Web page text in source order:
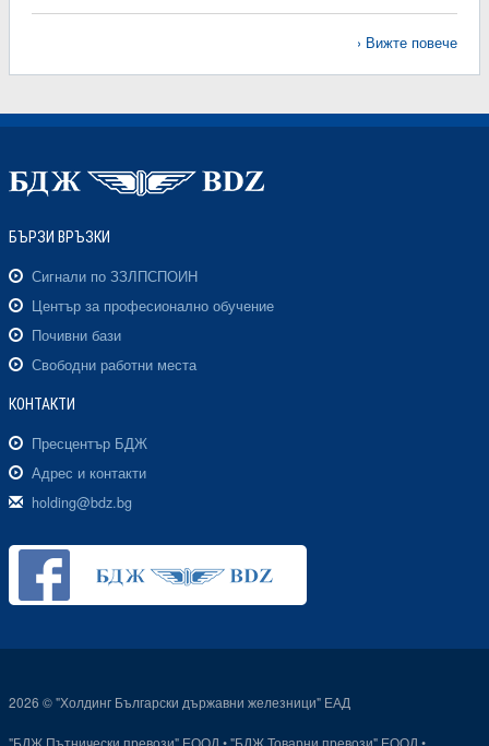
Вижте повече
БЪРЗИ ВРЪЗКИ
Сигнали по ЗЗЛПСПОИН
Център за професионално обучение
Почивни бази
Свободни работни места
КОНТАКТИ
Пресцентър БДЖ
Адрес и контакти
holding@bdz.bg
2026 © "Холдинг Български държавни железници" ЕАД
"БДЖ Пътнически превози" ЕООД •"БДЖ Товарни превози" ЕООД •